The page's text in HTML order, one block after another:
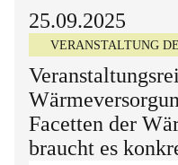
25.09.2025
VERANSTALTUNG
Facetten der
braucht es